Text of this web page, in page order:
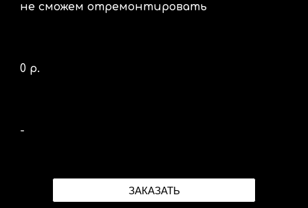
не сможем отремонтировать
0 р.
-
ЗАКАЗАТЬ